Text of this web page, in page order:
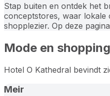
Stap buiten en ontdek het
conceptstores, waar lokale
shopplezier. Op deze
Mode en shopping
Hotel O Kathedral bevindt
Meir